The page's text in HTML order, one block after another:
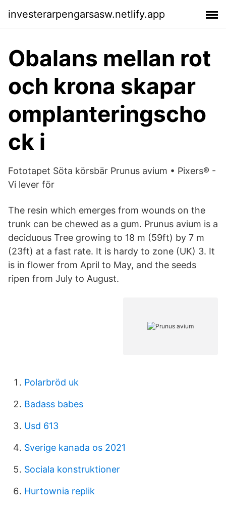
investerarpengarsasw.netlify.app
Obalans mellan rot
och krona skapar
omplanteringscho
ck i
Fototapet Söta körsbär Prunus avium • Pixers® -
Vi lever för
The resin which emerges from wounds on the
trunk can be chewed as a gum. Prunus avium is a
deciduous Tree growing to 18 m (59ft) by 7 m
(23ft) at a fast rate. It is hardy to zone (UK) 3. It
is in flower from April to May, and the seeds
ripen from July to August.
Polarbröd uk
Badass babes
Usd 613
Sverige kanada os 2021
Sociala konstruktioner
Hurtownia replik